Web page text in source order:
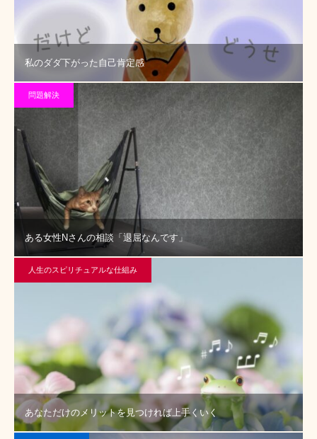
私のダダ下がった自己肯定感
問題解決
ある女性Nさんの相談「退屈なんです」
人生のスピリチュアルな仕組み
あなただけのメリットを見つければ上手くいく